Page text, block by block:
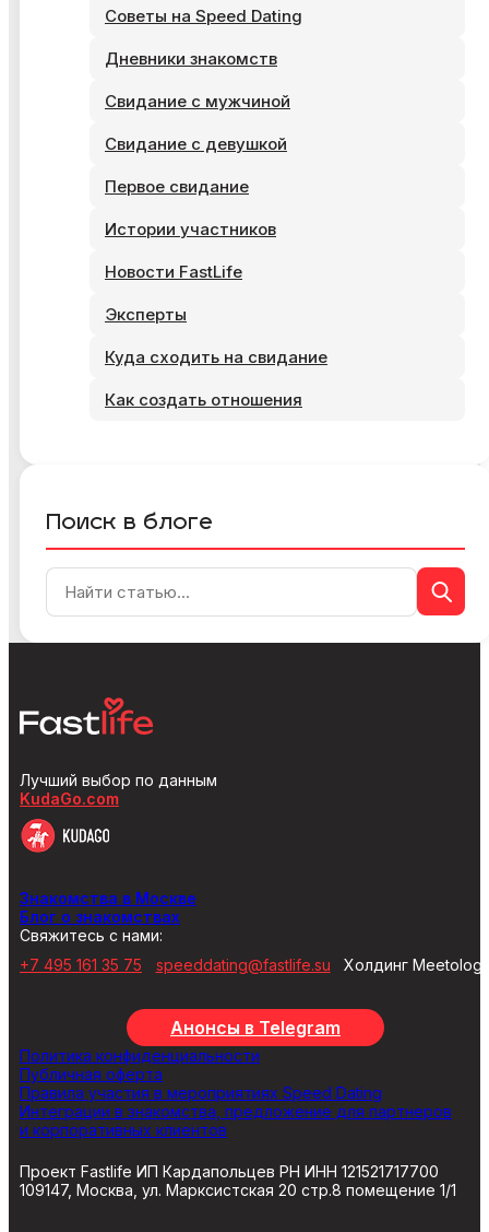
Советы на Speed Dating
Дневники знакомств
Свидание с мужчиной
Свидание с девушкой
Первое свидание
Истории участников
Новости FastLife
Эксперты
Куда сходить на свидание
Как создать отношения
Поиск в блоге
Лучший выбор по данным
KudaGo.com
Знакомства в Москве
Блог о знакомствах
Свяжитесь с нами:
+7 495 161 35 75
speeddating@fastlife.su Холдинг
Анонсы в Telegram
Политика конфиденциальности
Публичная оферта
Правила участия в мероприятиях Speed Dating
Интеграции в знакомства, предложение для партнеров
и корпоративных клиентов
Проект Fastlife ИП Кардапольцев РН ИНН 121521717700
109147, Москва, ул. Марксистская 20 стр.8 помещение 1/1